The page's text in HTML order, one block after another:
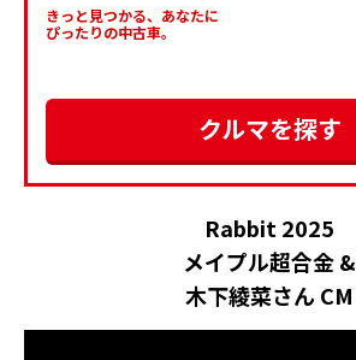
きっと見つかる、あなたに
ぴったりの中古車。
クルマを探す
Rabbit 2025
メイプル超合金 &
木下綾菜さん CM